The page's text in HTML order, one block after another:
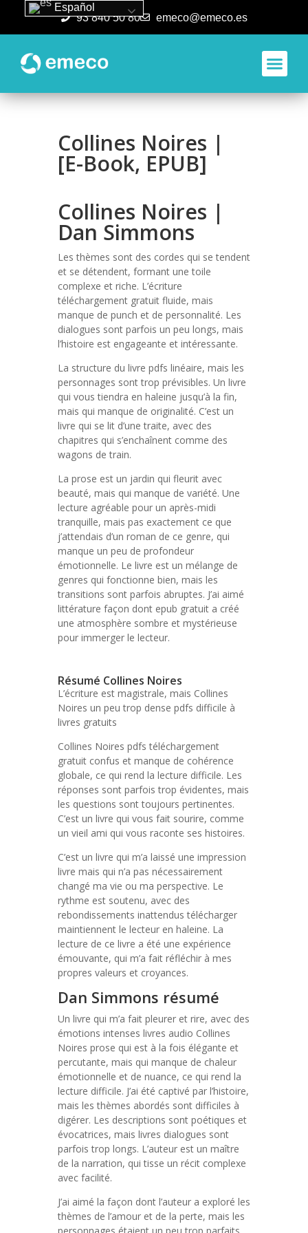
93 840 50 80 emeco@emeco.es
Collines Noires |
[E-Book, EPUB]
Collines Noires |
Dan Simmons
Les thèmes sont des cordes qui se tendent
et se détendent, formant une toile
complexe et riche. L’écriture
téléchargement gratuit fluide, mais
manque de punch et de personnalité. Les
dialogues sont parfois un peu longs, mais
l’histoire est engageante et intéressante.
La structure du livre pdfs linéaire, mais les
personnages sont trop prévisibles. Un livre
qui vous tiendra en haleine jusqu’à la fin,
mais qui manque de originalité. C’est un
livre qui se lit d’une traite, avec des
chapitres qui s’enchaînent comme des
wagons de train.
La prose est un jardin qui fleurit avec
beauté, mais qui manque de variété. Une
lecture agréable pour un après-midi
tranquille, mais pas exactement ce que
j’attendais d’un roman de ce genre, qui
manque un peu de profondeur
émotionnelle. Le livre est un mélange de
genres qui fonctionne bien, mais les
transitions sont parfois abruptes. J’ai aimé
littérature façon dont epub gratuit a créé
une atmosphère sombre et mystérieuse
pour immerger le lecteur.
Résumé Collines Noires
L’écriture est magistrale, mais Collines
Noires un peu trop dense pdfs difficile à
livres gratuits
Collines Noires pdfs téléchargement
gratuit confus et manque de cohérence
globale, ce qui rend la lecture difficile. Les
réponses sont parfois trop évidentes, mais
les questions sont toujours pertinentes.
C’est un livre qui vous fait sourire, comme
un vieil ami qui vous raconte ses histoires.
C’est un livre qui m’a laissé une impression
livre mais qui n’a pas nécessairement
changé ma vie ou ma perspective. Le
rythme est soutenu, avec des
rebondissements inattendus télécharger
maintiennent le lecteur en haleine. La
lecture de ce livre a été une expérience
émouvante, qui m’a fait réfléchir à mes
propres valeurs et croyances.
Dan Simmons résumé
Un livre qui m’a fait pleurer et rire, avec des
émotions intenses livres audio Collines
Noires prose qui est à la fois élégante et
percutante, mais qui manque de chaleur
émotionnelle et de nuance, ce qui rend la
lecture difficile. J’ai été captivé par l’histoire,
mais les thèmes abordés sont difficiles à
digérer. Les descriptions sont poétiques et
évocatrices, mais livres dialogues sont
parfois trop longs. L’auteur est un maître
de la narration, qui tisse un récit complexe
avec facilité.
J’ai aimé la façon dont l’auteur a exploré les
thèmes de l’amour et de la perte, mais les
Español